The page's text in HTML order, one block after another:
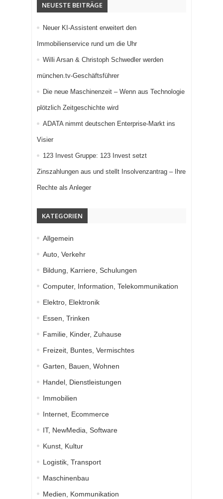
NEUESTE BEITRÄGE
Neuer KI-Assistent erweitert den
Immobilienservice rund um die Uhr
Willi Arsan & Christoph Schwedler werden
münchen.tv-Geschäftsführer
Die neue Maschinenzeit – Wenn aus Technologie
plötzlich Zeitgeschichte wird
ADATA nimmt deutschen Enterprise-Markt ins
Visier
123 Invest Gruppe: 123 Invest setzt
Zinszahlungen aus und stellt Insolvenzantrag – Ihre
Rechte als Anleger
KATEGORIEN
Allgemein
Auto, Verkehr
Bildung, Karriere, Schulungen
Computer, Information, Telekommunikation
Elektro, Elektronik
Essen, Trinken
Familie, Kinder, Zuhause
Freizeit, Buntes, Vermischtes
Garten, Bauen, Wohnen
Handel, Dienstleistungen
Immobilien
Internet, Ecommerce
IT, NewMedia, Software
Kunst, Kultur
Logistik, Transport
Maschinenbau
Medien, Kommunikation